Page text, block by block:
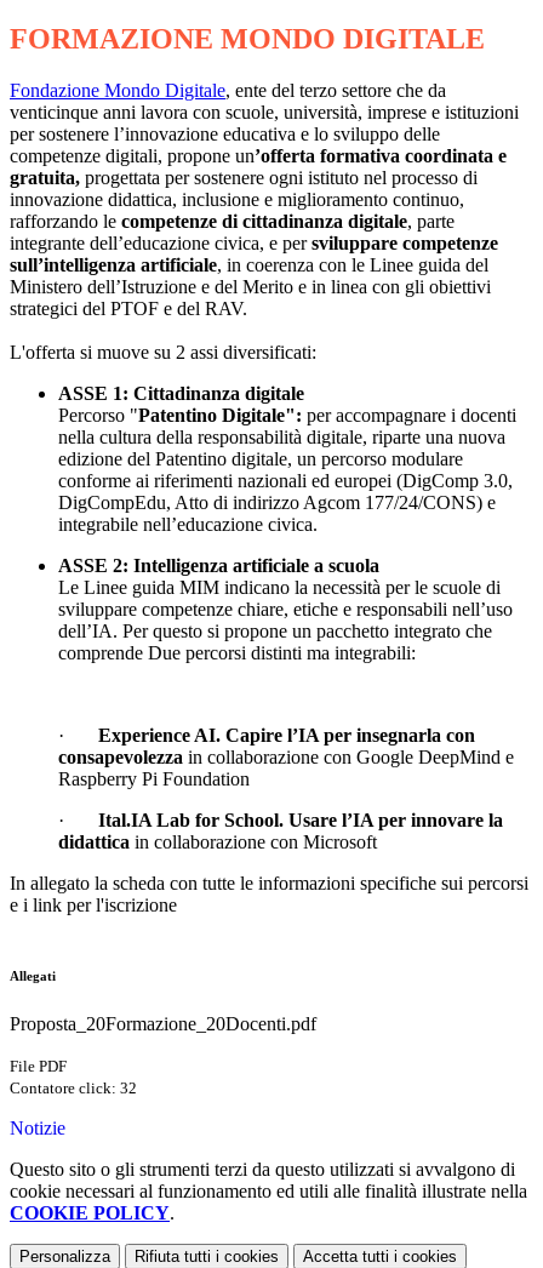
FORMAZIONE MONDO DIGITALE
Fondazione Mondo Digitale, ente del terzo settore che da
venticinque anni lavora con scuole, università, imprese e istituzioni
per sostenere l’innovazione educativa e lo sviluppo delle
competenze digitali, propone un’offerta formativa coordinata e
gratuita, progettata per sostenere ogni istituto nel processo di
innovazione didattica, inclusione e miglioramento continuo,
rafforzando le competenze di cittadinanza digitale, parte
integrante dell’educazione civica, e persviluppare competenze
sull’intelligenza artificiale, in coerenza con le Linee guida del
Ministero dell’Istruzione e del Merito e in linea con gli obiettivi
strategici del PTOF e del RAV.
L'offerta si muove su 2 assi diversificati:
ASSE 1: Cittadinanza digitale
Percorso "Patentino Digitale": per accompagnare i docenti
nella cultura della responsabilità digitale, riparte una nuova
edizione del Patentino digitale, un percorso modulare
conforme ai riferimenti nazionali ed europei (DigComp 3.0,
DigCompEdu, Atto di indirizzo Agcom 177/24/CONS) e
integrabile nell’educazione civica.
ASSE 2: Intelligenza artificiale a scuola
Le Linee guida MIM indicano la necessità per le scuole di
sviluppare competenze chiare, etiche e responsabili nell’uso
dell’IA. Per questo si propone un pacchetto integrato che
comprende Due percorsi distinti ma integrabili:
· Experience AI. Capire l’IA per insegnarla con
consapevolezza in collaborazione con Google DeepMind e
Raspberry Pi Foundation
·
Ital.IA Lab for School. Usare l’IA per innovare la
didattica in collaborazione con Microsoft
In allegato la scheda con tutte le informazioni specifiche sui percorsi
e i link per l'iscrizione
Allegati
Proposta_20Formazione_20Docenti.pdf
File PDF
Contatore click: 32
Notizie
Questo sito o gli strumenti terzi da questo utilizzati si avvalgono di
cookie necessari al funzionamento ed utili alle finalità illustrate nella
COOKIE POLICY.
Personalizza Rifiuta tutti i cookies Accetta tutti i cookies